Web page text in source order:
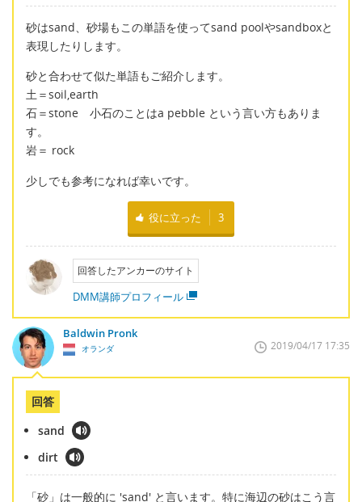
砂はsand、砂場もこの単語を使ってsand poolやsandboxと
表現したりします。
砂と合わせて似た単語もご紹介します。
土＝soil,earth
石＝stone 小石のことはa pebble という言い方もありま
す。
岩＝ rock
少しでも参考になれば幸いです。
役に立った 3
回答したアンカーのサイト
DMM講師プロフィール
Baldwin Pronk
オランダ 2019/04/17 17:35
回答
sand
dirt
「砂」は一般的に 'sand' と言います。特に海辺の砂はこう言